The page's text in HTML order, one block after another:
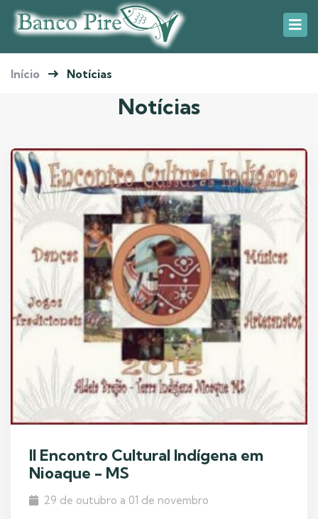
Início Notícias
Notícias
II Encontro Cultural Indígena em
Nioaque - MS
29 de outubro a 01 de novembro